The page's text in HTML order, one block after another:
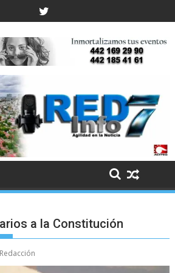
a la Constitución
Redacción